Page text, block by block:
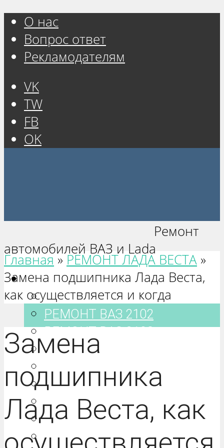
О нас
Вопрос ответ
Рекламодателям
VK
TW
FB
OK
Ремонт
автомобилей ВАЗ и Lada
Ваз 2101-2115
РЕМОНТ ВАЗ 2101
РЕМОНТ ВАЗ 2102
РЕМОНТ ВАЗ 2103
РЕМОНТ ВАЗ 2104
РЕМОНТ ВАЗ 2106
РЕМОНТ ВАЗ 2107
РЕМОНТ ВАЗ 2108
РЕМОНТ ВАЗ 2109
Главная » РЕМОНТ ЛАДА ВЕСТА »
Замена подшипника Лада Веста,
как осуществляется и когда
Замена
подшипника
Лада Веста, как